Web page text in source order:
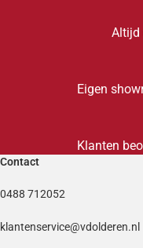
Altijd
Eigen
Klanten
Contact
0488 712052
klantenservice@vdolderen.nl